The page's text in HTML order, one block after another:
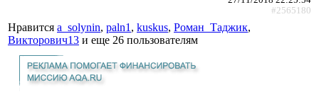
#2565180
Нравится a_solynin, paln1 , kuskus, Роман_Таджик,
Викторович13 и еще 26 пользователям